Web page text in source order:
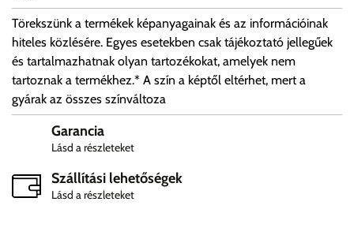
Törekszünk a termékek képanyagainak és az információinak
hiteles közlésére. Egyes esetekben csak tájékoztató jellegűek
és tartalmazhatnak olyan tartozékokat, amelyek nem
tartoznak a termékhez.* A szín a képtől eltérhet, mert a
gyárak az összes színváltoza
Garancia
Lásd a részleteket
Szállítási lehetőségek
Lásd a részleteket